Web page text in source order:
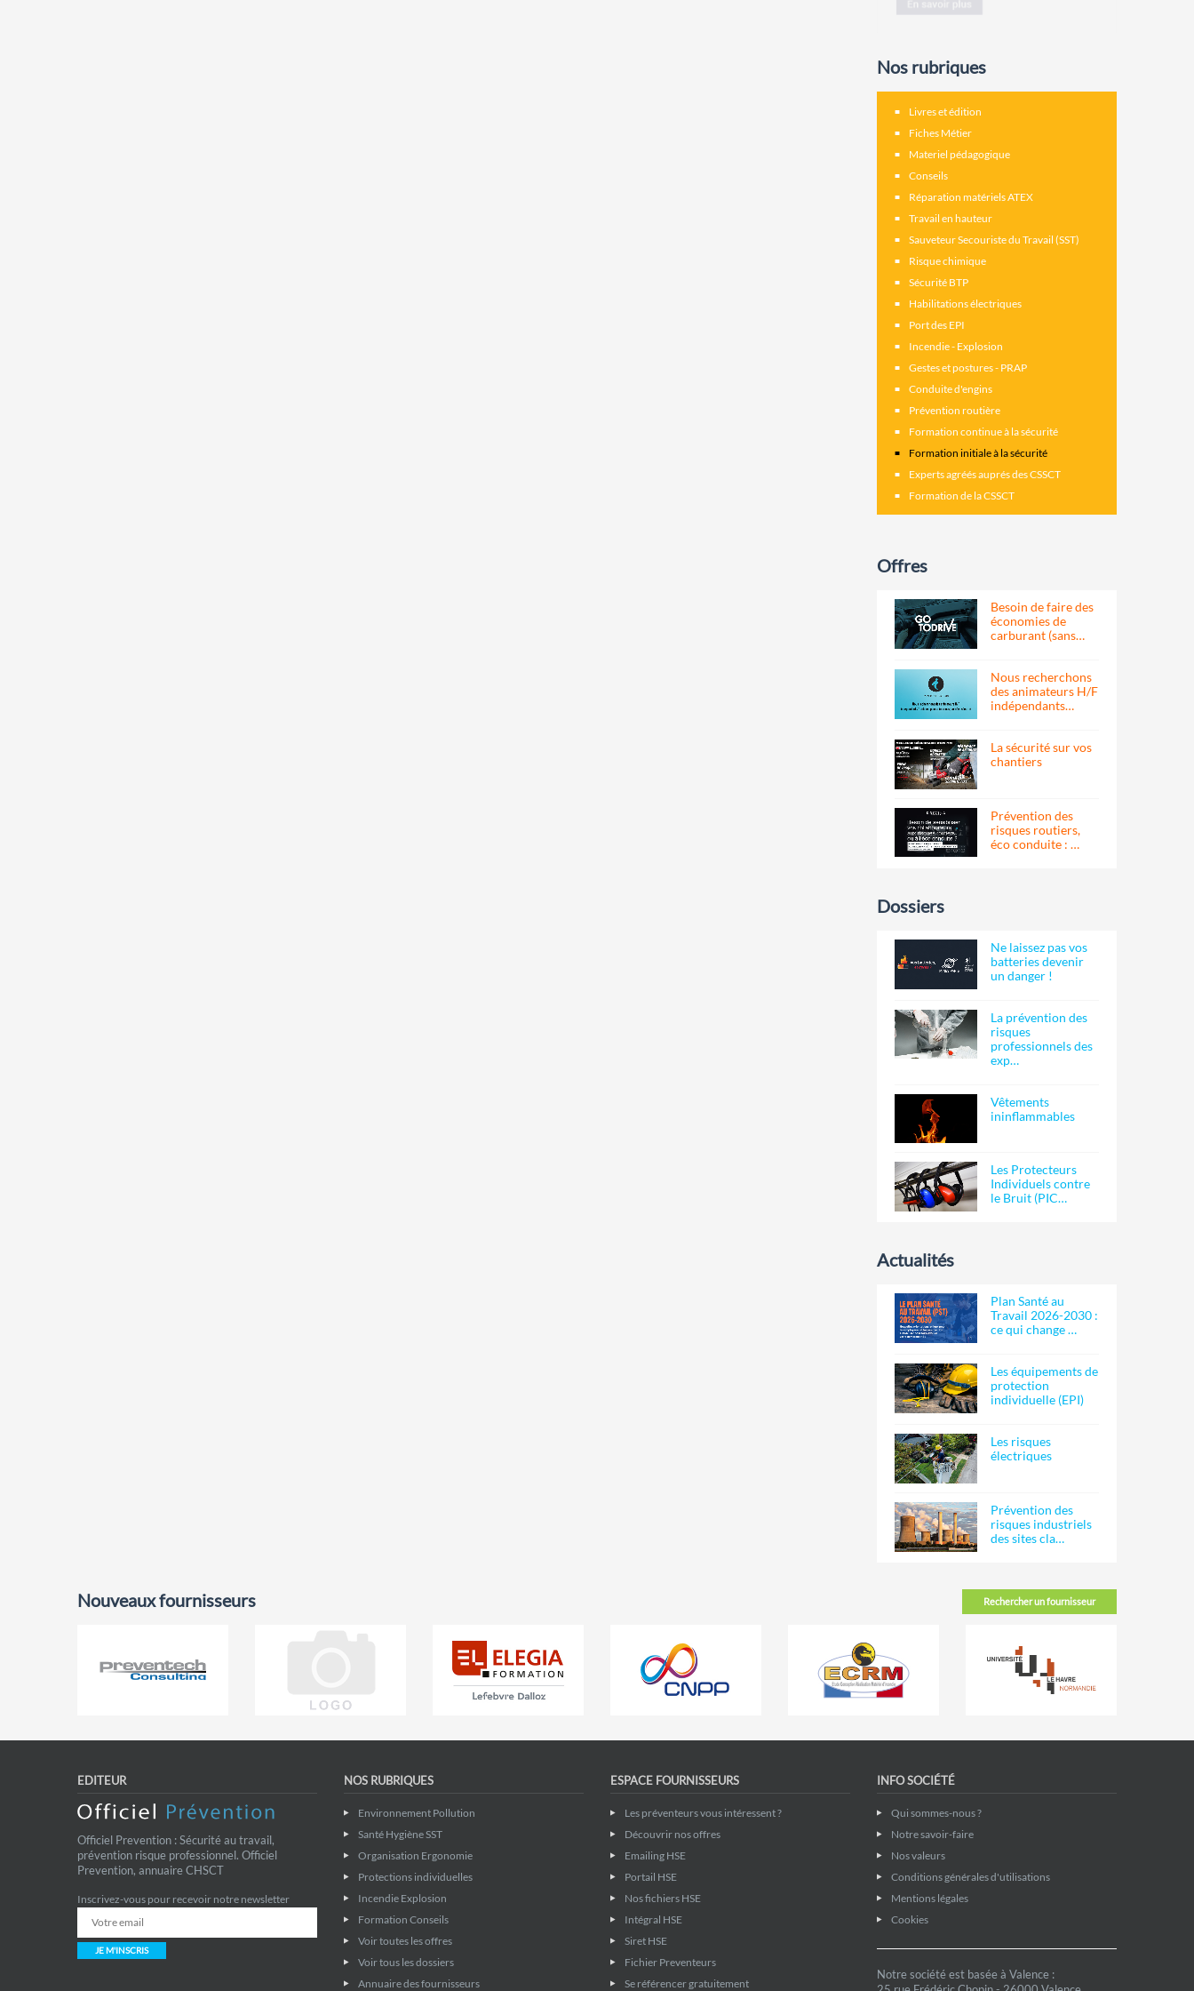
Nos rubriques
Livres et édition
Fiches Métier
Materiel pédagogique
Conseils
Réparation matériels ATEX
Travail en hauteur
Sauveteur Secouriste du Travail (SST)
Risque chimique
Sécurité BTP
Habilitations électriques
Port des EPI
Incendie - Explosion
Gestes et postures - PRAP
Conduite d'engins
Prévention routière
Formation continue à la sécurité
Formation initiale à la sécurité
Experts agréés auprés des CSSCT
Formation de la CSSCT
Offres
Besoin de faire des
économies de
carburant (sans…
Nous recherchons
des animateurs H/F
indépendants…
La sécurité sur vos
chantiers
Prévention des
risques routiers,
éco conduite : …
Dossiers
Ne laissez pas vos
batteries devenir
un danger !
La prévention des
risques
professionnels des
exp…
Vêtements
ininflammables
Les Protecteurs
Individuels contre
le Bruit (PIC…
Actualités
Plan Santé au
Travail 2026-2030 :
ce qui change …
Les équipements de
protection
individuelle (EPI)
Les risques
électriques
Prévention des
risques industriels
des sites cla…
Rechercher un fournisseur
Nouveaux fournisseurs
EDITEUR
Officiel Prevention : Sécurité au travail,
prévention risque professionnel. Officiel
Prevention, annuaire CHSCT
Inscrivez-vous pour recevoir notre newsletter
JE M'INSCRIS
NOS RUBRIQUES
Environnement Pollution
Santé Hygiène SST
Organisation Ergonomie
Protections individuelles
Incendie Explosion
Formation Conseils
Voir toutes les offres
Voir tous les dossiers
Annuaire des fournisseurs
ESPACE FOURNISSEURS
Les préventeurs vous intéressent ?
Découvrir nos offres
Emailing HSE
Portail HSE
Nos fichiers HSE
Intégral HSE
Siret HSE
Fichier Preventeurs
Se référencer gratuitement
INFO SOCIÉTÉ
Qui sommes-nous ?
Notre savoir-faire
Nos valeurs
Conditions générales d'utilisations
Mentions légales
Cookies
Notre société est basée à Valence :